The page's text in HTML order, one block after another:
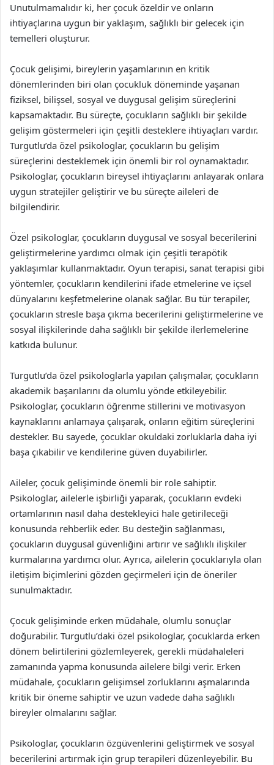
Unutulmamalıdır ki, her çocuk özeldir ve onların
ihtiyaçlarına uygun bir yaklaşım, sağlıklı bir gelecek için
temelleri oluşturur.
Çocuk gelişimi, bireylerin yaşamlarının en kritik
dönemlerinden biri olan çocukluk döneminde yaşanan
fiziksel, bilişsel, sosyal ve duygusal gelişim süreçlerini
kapsamaktadır. Bu süreçte, çocukların sağlıklı bir şekilde
gelişim göstermeleri için çeşitli desteklere ihtiyaçları vardır.
Turgutlu’da özel psikologlar, çocukların bu gelişim
süreçlerini desteklemek için önemli bir rol oynamaktadır.
Psikologlar, çocukların bireysel ihtiyaçlarını anlayarak onlara
uygun stratejiler geliştirir ve bu süreçte aileleri de
bilgilendirir.
Özel psikologlar, çocukların duygusal ve sosyal becerilerini
geliştirmelerine yardımcı olmak için çeşitli terapötik
yaklaşımlar kullanmaktadır. Oyun terapisi, sanat terapisi gibi
yöntemler, çocukların kendilerini ifade etmelerine ve içsel
dünyalarını keşfetmelerine olanak sağlar. Bu tür terapiler,
çocukların stresle başa çıkma becerilerini geliştirmelerine ve
sosyal ilişkilerinde daha sağlıklı bir şekilde ilerlemelerine
katkıda bulunur.
Turgutlu’da özel psikologlarla yapılan çalışmalar, çocukların
akademik başarılarını da olumlu yönde etkileyebilir.
Psikologlar, çocukların öğrenme stillerini ve motivasyon
kaynaklarını anlamaya çalışarak, onların eğitim süreçlerini
destekler. Bu sayede, çocuklar okuldaki zorluklarla daha iyi
başa çıkabilir ve kendilerine güven duyabilirler.
Aileler, çocuk gelişiminde önemli bir role sahiptir.
Psikologlar, ailelerle işbirliği yaparak, çocukların evdeki
ortamlarının nasıl daha destekleyici hale getirileceği
konusunda rehberlik eder. Bu desteğin sağlanması,
çocukların duygusal güvenliğini artırır ve sağlıklı ilişkiler
kurmalarına yardımcı olur. Ayrıca, ailelerin çocuklarıyla olan
iletişim biçimlerini gözden geçirmeleri için de öneriler
sunulmaktadır.
Çocuk gelişiminde erken müdahale, olumlu sonuçlar
doğurabilir. Turgutlu’daki özel psikologlar, çocuklarda erken
dönem belirtilerini gözlemleyerek, gerekli müdahaleleri
zamanında yapma konusunda ailelere bilgi verir. Erken
müdahale, çocukların gelişimsel zorluklarını aşmalarında
kritik bir öneme sahiptir ve uzun vadede daha sağlıklı
bireyler olmalarını sağlar.
Psikologlar, çocukların özgüvenlerini geliştirmek ve sosyal
becerilerini artırmak için grup terapileri düzenleyebilir. Bu